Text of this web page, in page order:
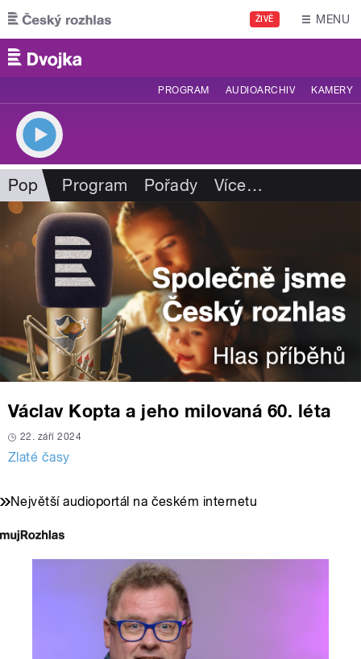
Přejít k hlavnímu obsahu
ŽIVĚ MENU
PROGRAM AUDIOARCHIV KAMERY
Pop Program Pořady Více…
Václav Kopta a jeho milovaná 60. léta
22. září 2024
Zlaté časy
Největší audioportál na českém internetu